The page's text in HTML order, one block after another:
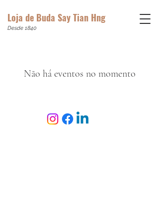
Loja de Buda Say Tian Hng
Desde 1840
Não há eventos no momento